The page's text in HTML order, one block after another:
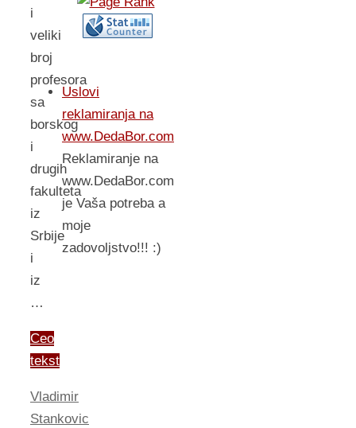
i
veliki
broj
profesora
sa
borskog
i
drugih
fakulteta
iz
Srbije
i
iz
…
Ceo
tekst
Vladimir
Stankovic
Uslovi
reklamiranja na
www.DedaBor.com
Reklamiranje na
www.DedaBor.com
je Vaša potreba a
moje
zadovoljstvo!!! :)